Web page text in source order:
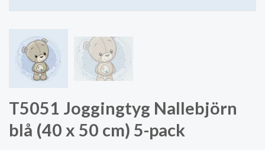
T5051 Joggingtyg Nallebjörn
blå (40 x 50 cm) 5-pack